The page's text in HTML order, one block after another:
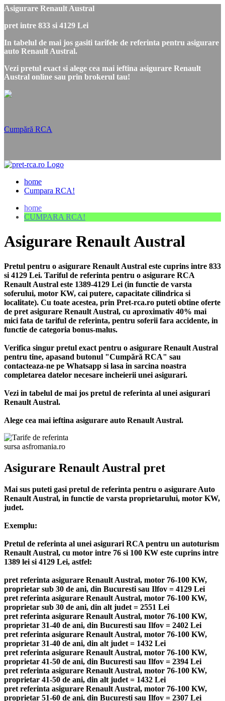
Asigurare Renault Austral
pret intre 833 si 4129 Lei
In tabelul de mai jos gasiti tarifele de referinta pentru asigurare
auto Renault Austral.
Vezi pretul exact si alege cea mai ieftina asigurare Renault
Austral online sau prin brokerul tau!
Cumpără RCA
home
Cumpara RCA!
home
CUMPARA RCA!
Asigurare Renault Austral
Pretul pentru o asigurare Renault Austral este cuprins intre 833
si 4129 Lei. Tariful de referinta pentru o asigurare RCA
Renault Austral este 1389-4129 Lei (in functie de varsta
soferului, motor KW, cai putere, capacitate cilindrica si
localitate). Cu toate acestea, prin Pret-rca.ro puteti obtine oferte
de pret asigurare Renault Austral, cu aproximativ 40% mai
mici fata de tariful de referinta, pentru soferii fara accidente, in
functie de categoria bonus-malus.
Verifica singur pretul exact pentru o asigurare Renault Austral
pentru tine, apasand butonul "Cumpără RCA" sau
contacteaza-ne pe Whatsapp si lasa in sarcina noastra
completarea datelor necesare incheierii unei asigurari.
Vezi in tabelul de mai jos pretul de referinta al unei asigurari
Renault Austral.
Alege cea mai ieftina asigurare auto Renault Austral.
sursa asfromania.ro
Asigurare Renault Austral pret
Mai sus puteti gasi pretul de referinta pentru o asigurare Auto
Renault Austral, in functie de varsta proprietarului, motor KW,
judet.
Exemplu:
Pretul de referinta al unei asigurari RCA pentru un autoturism
Renault Austral, cu motor intre 76 si 100 KW este cuprins intre
1389 lei si 4129 Lei, astfel:
pret referinta asigurare Renault Austral, motor 76-100 KW,
proprietar sub 30 de ani, din Bucuresti sau Ilfov = 4129 Lei
pret referinta asigurare Renault Austral, motor 76-100 KW,
proprietar sub 30 de ani, din alt judet = 2551 Lei
pret referinta asigurare Renault Austral, motor 76-100 KW,
proprietar 31-40 de ani, din Bucuresti sau Ilfov = 2402 Lei
pret referinta asigurare Renault Austral, motor 76-100 KW,
proprietar 31-40 de ani, din alt judet = 1432 Lei
pret referinta asigurare Renault Austral, motor 76-100 KW,
proprietar 41-50 de ani, din Bucuresti sau Ilfov = 2394 Lei
pret referinta asigurare Renault Austral, motor 76-100 KW,
proprietar 41-50 de ani, din alt judet = 1432 Lei
pret referinta asigurare Renault Austral, motor 76-100 KW,
proprietar 51-60 de ani, din Bucuresti sau Ilfov = 2307 Lei